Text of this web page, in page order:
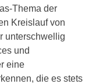
Thema der
Kreislauf von
unterschwellig
und
eine
die es stets